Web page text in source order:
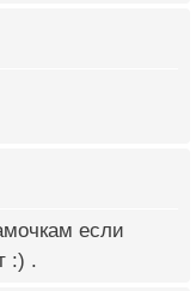
если
:) .